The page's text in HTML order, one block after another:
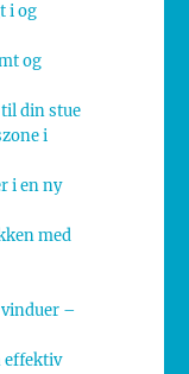
i og
og
din stue
i
i en ny
med
–
effektiv